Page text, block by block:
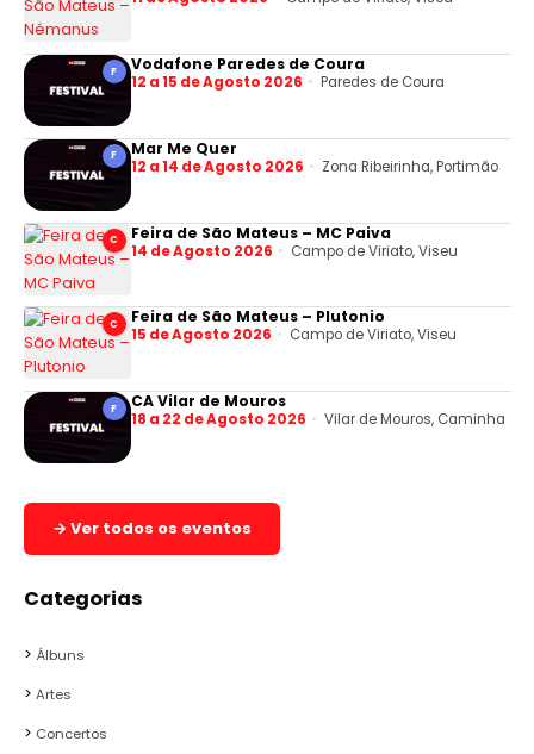
F Vodafone Paredes de Coura
12 a 15 de Agosto 2026 Paredes de Coura
F Mar Me Quer
12 a 14 de Agosto 2026 Zona Ribeirinha, Portimão
C Feira de São Mateus – MC Paiva
14 de Agosto 2026 Campo de Viriato, Viseu
C Feira de São Mateus – Plutonio
15 de Agosto 2026 Campo de Viriato, Viseu
F CA Vilar de Mouros
18 a 22 de Agosto 2026 Vilar de Mouros, Caminha
→ Ver todos os eventos
Categorias
Álbuns
Artes
Concertos